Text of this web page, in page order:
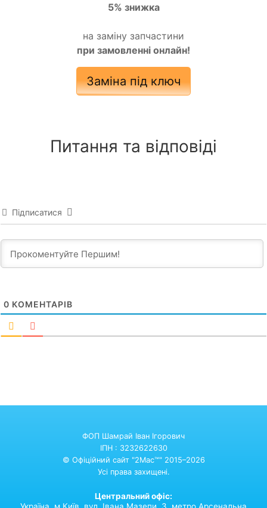
5% знижка
на заміну запчастини
при замовленні онлайн!
Заміна під ключ
Питання та відповіді
Підписатися
0 КОМЕНТАРІВ
ФОП Шамрай Іван Ігорович
ІПН : 3232622630
© Офіційний сайт "2Mac™" 2015–2026
Усі права захищені.
Центральний офіс:
Україна,
м.Київ, вул. Івана Мазепи, 3. метро Арсенальна